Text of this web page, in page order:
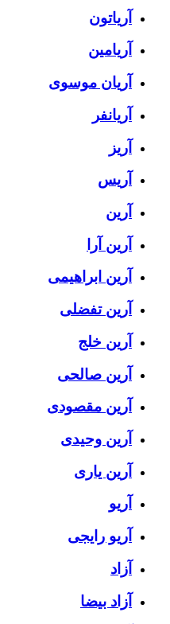
آریاتون
آریامین
آریان موسوی
آریانفر
آریز
آریس
آرین
آرین آرا
آرین ابراهیمی
آرین تفضلی
آرین خلج
آرین صالحی
آرین مقصودی
آرین وحیدی
آرین یاری
آریو
آریو رایجی
آزاد
آزاد بیضا